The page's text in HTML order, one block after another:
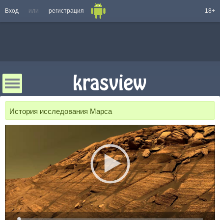
Вход или регистрация 18+
История исследования Марса